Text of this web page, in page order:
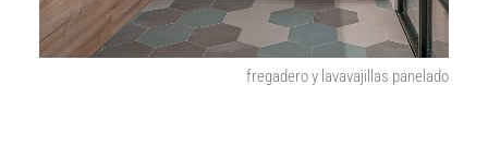
fregadero y lavavajillas panelado